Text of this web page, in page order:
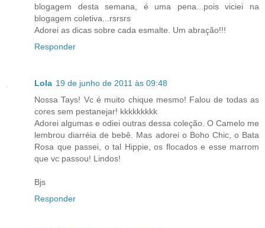
blogagem desta semana, é uma pena...pois viciei na
blogagem coletiva...rsrsrs
Adorei as dicas sobre cada esmalte. Um abração!!!
Responder
Lola 19 de junho de 2011 às 09:48
Nossa Tays! Vc é muito chique mesmo! Falou de todas as
cores sem pestanejar! kkkkkkkkk
Adorei algumas e odiei outras dessa coleção. O Camelo me
lembrou diarréia de bebê. Mas adorei o Boho Chic, o Bata
Rosa que passei, o tal Hippie, os flocados e esse marrom
que vc passou! Lindos!
Bjs
Responder